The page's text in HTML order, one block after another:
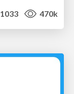
1033 470k